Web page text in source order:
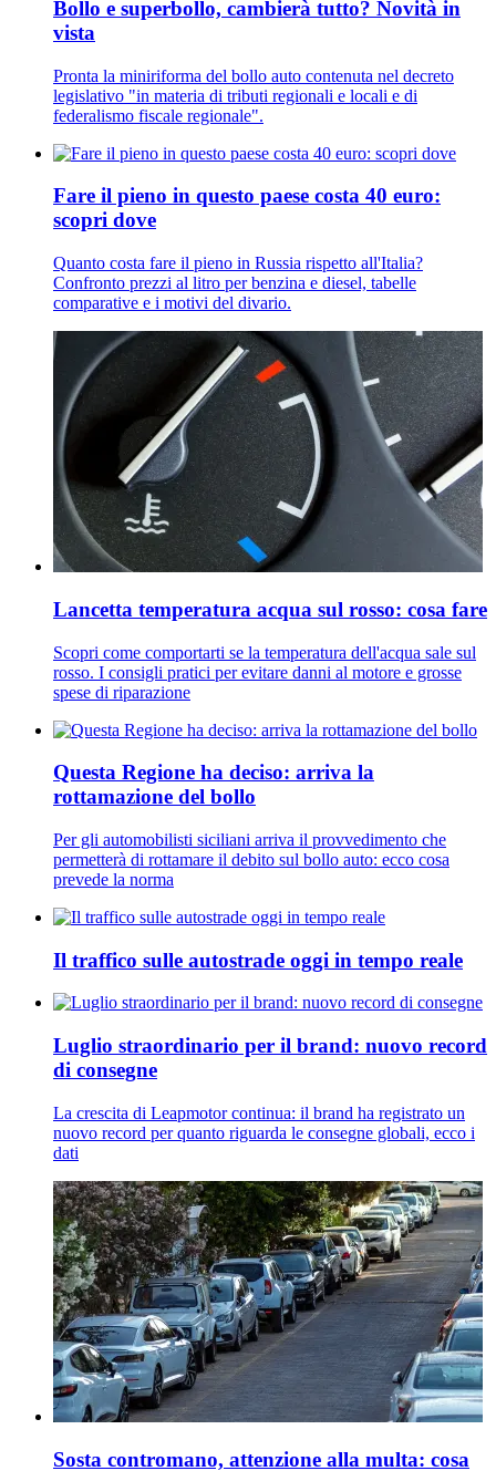
Bollo e superbollo, cambierà tutto? Novità in
vista
Pronta la miniriforma del bollo auto contenuta nel decreto
legislativo "in materia di tributi regionali e locali e di
federalismo fiscale regionale".
Fare il pieno in questo paese costa 40 euro:
scopri dove
Quanto costa fare il pieno in Russia rispetto all'Italia?
Confronto prezzi al litro per benzina e diesel, tabelle
comparative e i motivi del divario.
Lancetta temperatura acqua sul rosso: cosa fare
Scopri come comportarti se la temperatura dell'acqua sale sul
rosso. I consigli pratici per evitare danni al motore e grosse
spese di riparazione
Questa Regione ha deciso: arriva la
rottamazione del bollo
Per gli automobilisti siciliani arriva il provvedimento che
permetterà di rottamare il debito sul bollo auto: ecco cosa
prevede la norma
Il traffico sulle autostrade oggi in tempo reale
Luglio straordinario per il brand: nuovo record
di consegne
La crescita di Leapmotor continua: il brand ha registrato un
nuovo record per quanto riguarda le consegne globali, ecco i
dati
Sosta contromano, attenzione alla multa: cosa